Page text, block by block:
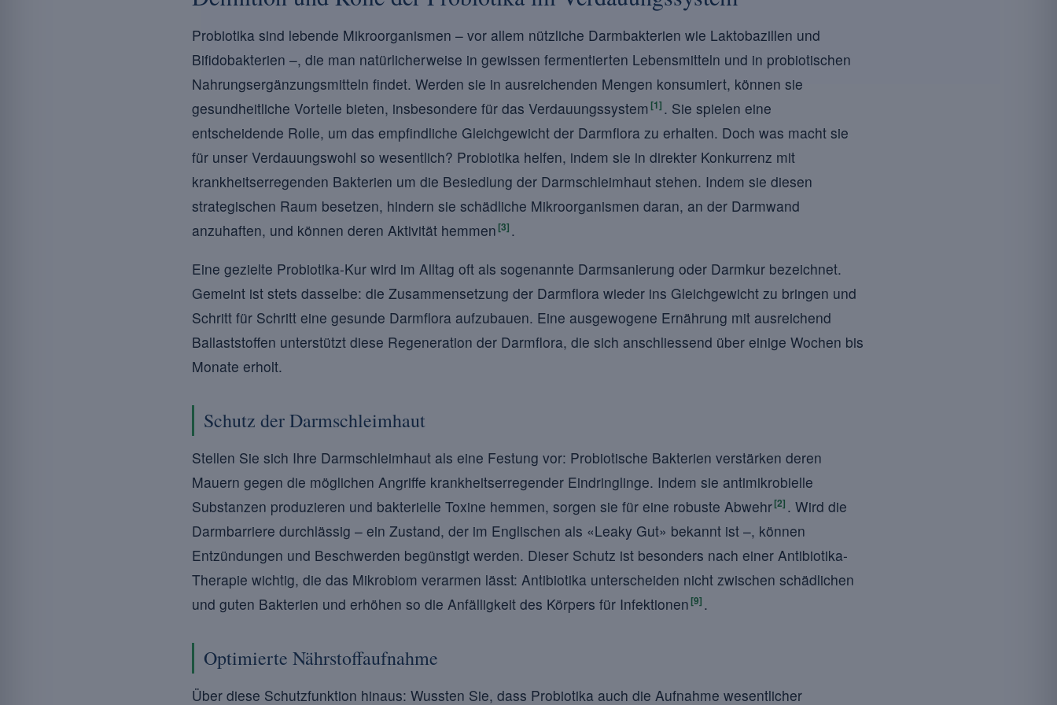
Probiotika sind lebende Mikroorganismen – vor allem nützliche Darmbakterien wie Laktobazillen und
Bifidobakterien –, die man natürlicherweise in gewissen fermentierten Lebensmitteln und in probiotischen
Nahrungsergänzungsmitteln findet. Werden sie in ausreichenden Mengen konsumiert, können sie
gesundheitliche Vorteile bieten, insbesondere für das Verdauungssystem [1] . Sie spielen eine
entscheidende Rolle, um das empfindliche Gleichgewicht der Darmflora zu erhalten. Doch was macht sie
für unser Verdauungswohl so wesentlich? Probiotika helfen, indem sie in direkter Konkurrenz mit
krankheitserregenden Bakterien um die Besiedlung der Darmschleimhaut stehen. Indem sie diesen
strategischen Raum besetzen, hindern sie schädliche Mikroorganismen daran, an der Darmwand
anzuhaften, und können deren Aktivität hemmen [3] .
Eine gezielte Probiotika-Kur wird im Alltag oft als sogenannte Darmsanierung oder Darmkur bezeichnet.
Gemeint ist stets dasselbe: die Zusammensetzung der Darmflora wieder ins Gleichgewicht zu bringen und
Schritt für Schritt eine gesunde Darmflora aufzubauen. Eine ausgewogene Ernährung mit ausreichend
Ballaststoffen unterstützt diese Regeneration der Darmflora, die sich anschliessend über einige Wochen bis
Monate erholt.
Schutz der Darmschleimhaut
Stellen Sie sich Ihre Darmschleimhaut als eine Festung vor: Probiotische Bakterien verstärken deren
Mauern gegen die möglichen Angriffe krankheitserregender Eindringlinge. Indem sie antimikrobielle
Substanzen produzieren und bakterielle Toxine hemmen, sorgen sie für eine robuste Abwehr[2] . Wird die
Darmbarriere durchlässig – ein Zustand, der im Englischen als «Leaky Gut» bekannt ist –, können
Entzündungen und Beschwerden begünstigt werden. Dieser Schutz ist besonders nach einer Antibiotika-
Therapie wichtig, die das Mikrobiom verarmen lässt: Antibiotika unterscheiden nicht zwischen schädlichen
und guten Bakterien und erhöhen so die Anfälligkeit des Körpers für Infektionen [9] .
Optimierte Nährstoffaufnahme
Über diese Schutzfunktion hinaus: Wussten Sie, dass Probiotika auch die Aufnahme wesentlicher